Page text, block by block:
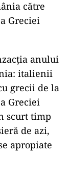
către
Greciei
anului
italienii
grecii de la
Greciei
scurt timp
de azi,
apropiate